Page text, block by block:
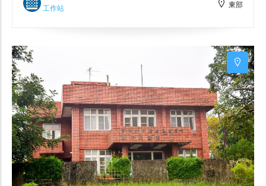
廠於1986年裁撤，南華工作站逐漸轉型為林業文
衰歷程。步入園區，遊客可以看到由日本
KATOWORKS製造的機關車頭，這些設施再現了日
治時期林業繁榮的景象。貯木池和製材廠展示了
木材加工的全過程，為遊客提供了豐富的歷史見
證。 除了林業歷史，南華工作站還有豐富的生態
規劃。園區種植了桐花樹、苦楝樹等植物，這些
樹木不僅提供了美麗的景觀，也吸引了許多野生
動物棲息。桐花樹與螞蟻之間的互利共生，是園
區內最具特色的生態亮點。今日的南華工作站已
轉型為休閒園區，並設有生態步道，讓遊客在欣
工作站 東部